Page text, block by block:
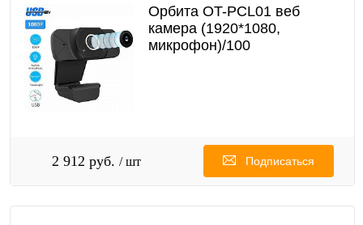
Орбита OT-PCL01 веб
камера (1920*1080,
микрофон)/100
2 912 руб. / шт Подписаться